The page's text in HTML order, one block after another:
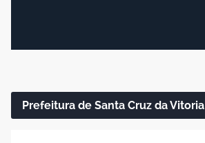
Prefeitura de Santa Cruz da Vitoria